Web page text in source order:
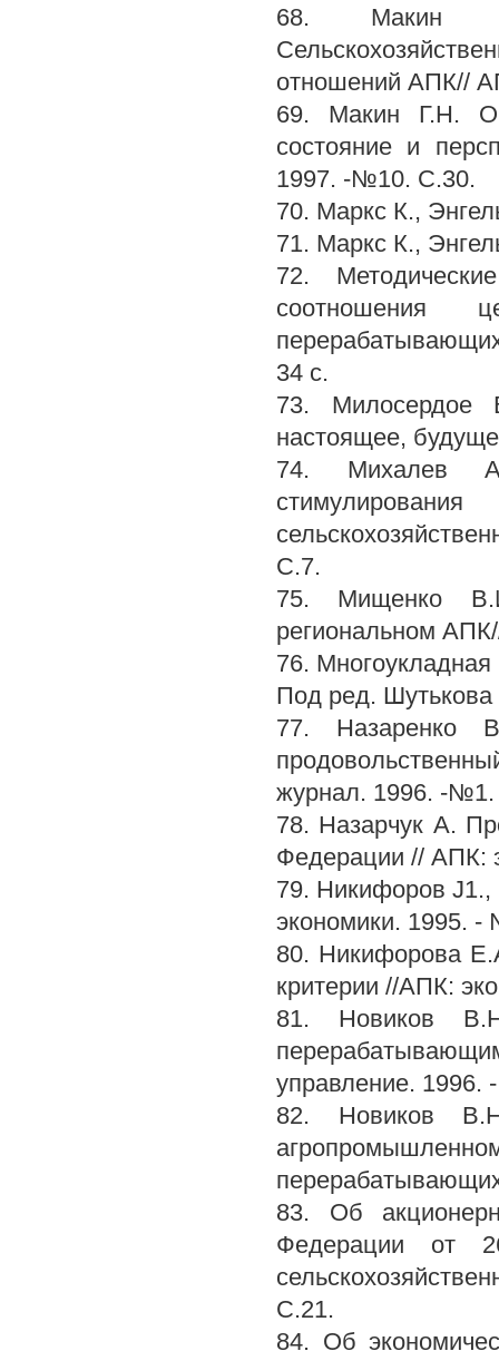
68. Макин
отношений АПК//
69. Макин Г.Н.
состояние и
1997. -№10. С.30.
70. Маркс К.,
71. Маркс К.,
72.
соотношения
34 с.
73. Милосердое
настоящее,
74. Михалев
С.7.
75. Мищенко
региональном
76.
Под ред.
77. Назаренко
журнал. 1996. -
78. Назарчук А.
Федерации // АПК:
79. Никифоров J1.,
экономики. 1995.
80. Никифорова
критерии //АПК:
81. Новиков В.Н.
управление.
82. Новиков
83. Об
Федерации от
С.21.
84. Об